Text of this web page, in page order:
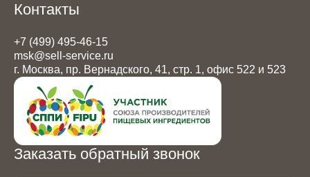
Контакты
+7 (499) 495-46-15
msk@sell-service.ru
г. Москва, пр. Вернадского, 41, стр. 1, офис 522 и 523
Заказать обратный звонок